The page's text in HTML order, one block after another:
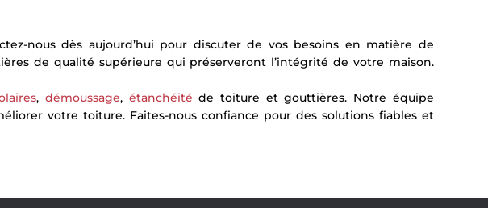
nous dès aujourd’hui pour discuter de vos besoins en matière de
de qualité supérieure qui préserveront l’intégrité de votre maison.
, démoussage, étanchéité de toiture et gouttières. Notre équipe
votre toiture. Faites-nous confiance pour des solutions fiables et